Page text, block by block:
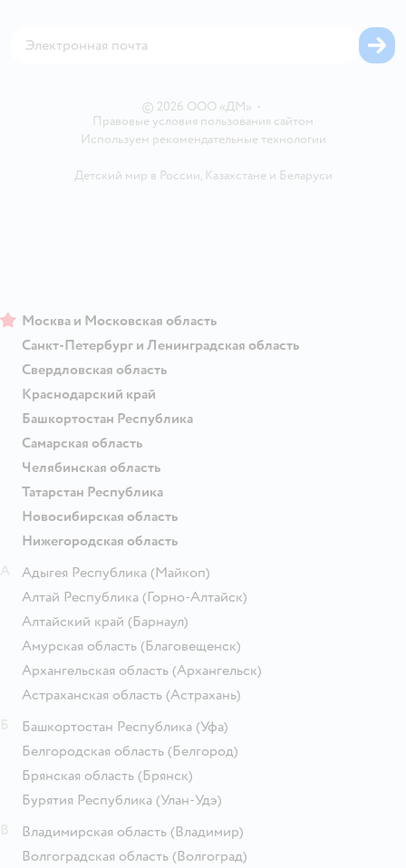
© 2026 ООО «ДМ» •
Правовые условия пользования сайтом
Используем рекомендательные технологии
Детский мир в России, Казахстанеи Беларуси
Москва и Московская область
Санкт-Петербург и Ленинградская область
Свердловская область
Краснодарский край
Башкортостан Республика
Самарская область
Челябинская область
Татарстан Республика
Новосибирская область
Нижегородская область
Адыгея Республика (Майкоп)
Алтай Республика (Горно-Алтайск)
Алтайский край (Барнаул)
Амурская область (Благовещенск)
Архангельская область (Архангельск)
Астраханская область (Астрахань)
Башкортостан Республика (Уфа)
Белгородская область (Белгород)
Брянская область (Брянск)
Бурятия Республика (Улан-Удэ)
Владимирская область (Владимир)
Волгоградская область (Волгоград)